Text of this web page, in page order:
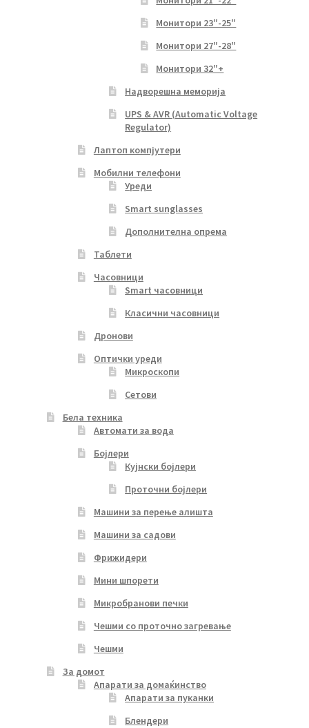
Монитори 23″-25″
Монитори 27″-28″
Монитори 32″+
Надворешна меморија
UPS & AVR (Automatic Voltage
Regulator)
Лаптоп компјутери
Мобилни телефони
Уреди
Smart sunglasses
Дополнителна опрема
Таблети
Часовници
Smart часовници
Класични часовници
Дронови
Оптички уреди
Микроскопи
Сетови
Бела техника
Автомати за вода
Бојлери
Кујнски бојлери
Проточни бојлери
Машини за перење алишта
Машини за садови
Фрижидери
Мини шпорети
Микробранови печки
Чешми со проточно загревање
Чешми
За домот
Апарати за домаќинство
Апарати за пуканки
Блендери